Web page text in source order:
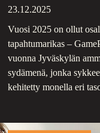
23.12.2025
Vuosi 2025 on ollut
tapahtumarikas –
vuonna Jyväskylän
sydämenä, jonka
kehitetty monella eri